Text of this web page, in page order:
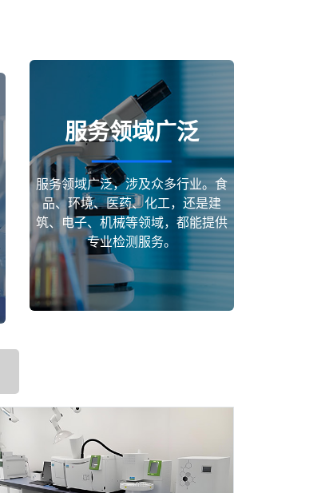
服务领域广泛
服务领域广泛，涉及众多行业。食
品、环境、医药、化工，还是建
筑、电子、机械等领域，都能提供
专业检测服务。